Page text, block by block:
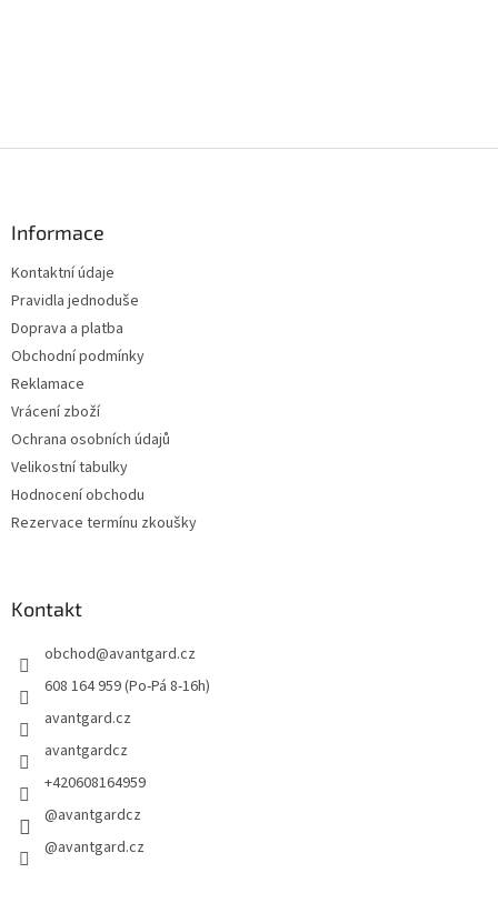
Informace
Kontaktní údaje
Pravidla jednoduše
Doprava a platba
Obchodní podmínky
Reklamace
Vrácení zboží
Ochrana osobních údajů
Velikostní tabulky
Hodnocení obchodu
Rezervace termínu zkoušky
Kontakt
obchod@avantgard.cz
608 164 959 (Po-Pá 8-16h)
avantgard.cz
avantgardcz
+420608164959
@avantgardcz
@avantgard.cz